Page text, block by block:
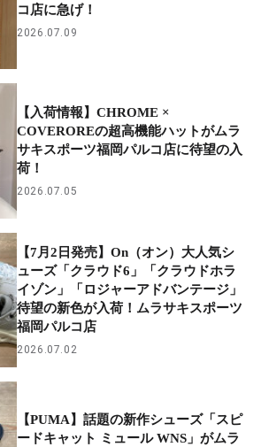
コ店に急げ！
2026.07.09
【入荷情報】CHROME ×
COVEROREの超高機能ハットがムラ
サキスポーツ福岡パルコ店に待望の入
荷！
2026.07.05
【7月2日発売】On（オン）大人気シ
ューズ「クラウド6」「クラウドホラ
イゾン」「ロジャーアドバンテージ」
待望の新色が入荷！ムラサキスポーツ
福岡パルコ店
2026.07.02
【PUMA】話題の新作シューズ「スピ
ードキャット ミュール WNS」がムラ